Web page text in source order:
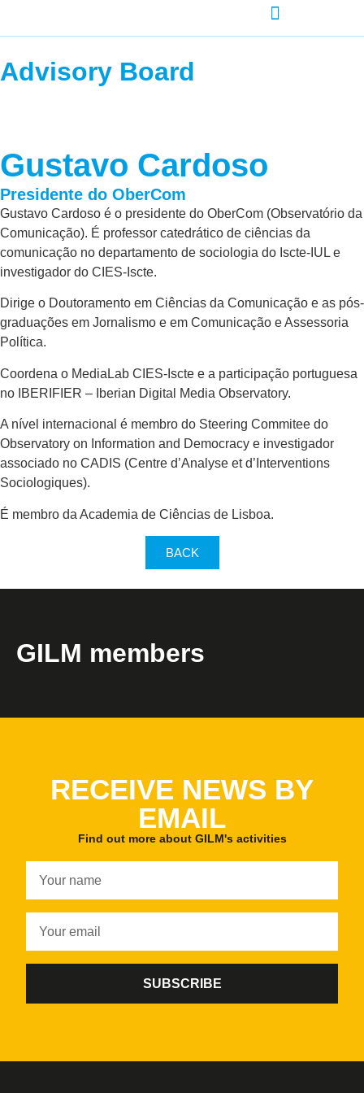
Advisory Board
Gustavo Cardoso
Presidente do OberCom
Gustavo Cardoso é o presidente do OberCom (Observatório da
Comunicação). É professor catedrático de ciências da
comunicação no departamento de sociologia do Iscte-IUL e
investigador do CIES-Iscte.
Dirige o Doutoramento em Ciências da Comunicação e as pós-
graduações em Jornalismo e em Comunicação e Assessoria
Política.
Coordena o MediaLab CIES-Iscte e a participação portuguesa
no IBERIFIER – Iberian Digital Media Observatory.
A nível internacional é membro do Steering Commitee do
Observatory on Information and Democracy e investigador
associado no CADIS (Centre d’Analyse et d’Interventions
Sociologiques).
É membro da Academia de Ciências de Lisboa.
BACK
GILM members
RECEIVE NEWS BY
EMAIL
Find out more about GILM's activities
SUBSCRIBE